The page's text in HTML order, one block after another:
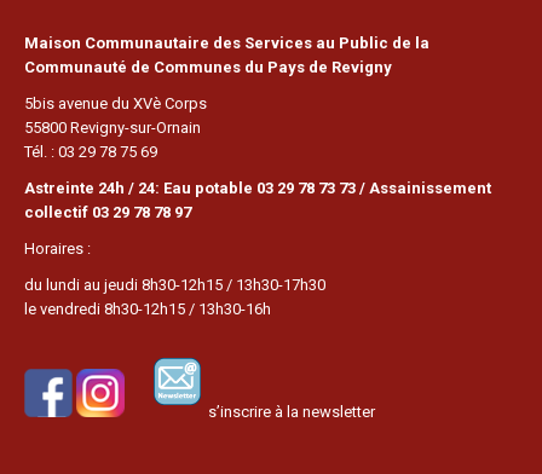
Maison Communautaire des Services au Public de la
Communauté de Communes du Pays de Revigny
5bis avenue du XVè Corps
55800 Revigny-sur-Ornain
Tél. : 03 29 78 75 69
Astreinte 24h / 24: Eau potable 03 29 78 73 73 / Assainissement
collectif 03 29 78 78 97
Horaires :
du lundi au jeudi 8h30-12h15 / 13h30-17h30
le vendredi 8h30-12h15 / 13h30-16h
s’inscrire à la newsletter